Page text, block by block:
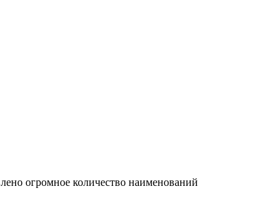
огромное количество наименований